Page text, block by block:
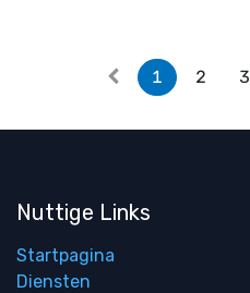
1 2 3
Nuttige Links
Startpagina
Diensten